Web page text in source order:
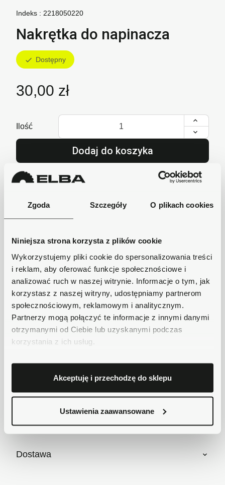
Zgoda Szczegóły O plikach cookies
Niniejsza strona korzysta z plików cookie
Wykorzystujemy pliki cookie do spersonalizowania treści
i reklam, aby oferować funkcje społecznościowe i
analizować ruch w naszej witrynie. Informacje o tym, jak
korzystasz z naszej witryny, udostępniamy partnerom
społecznościowym, reklamowym i analitycznym.
Partnerzy mogą połączyć te informacje z innymi danymi
otrzymanymi od Ciebie lub uzyskanymi podczas
korzystania z ich usług.
Akceptuję i przechodzę do sklepu
Ustawienia zaawansowane
Indeks : 2218050220
Nakrętka do napinacza
check Dostępny
30,00 zł
Ilość
Dodaj do koszyka
lub zadzwoń i zamów +48 62 733 86 11
Szybka wysyłka
Zamówienia wysyłamy w ciągu 1-2 dni, koszt
dostawy już od 18zł.
Bezpieczne płatności
Płatności obsługuje Przelewy24 - największy
operator płatności online w Polsce.
Masz pytania dotyczące produktu?
Zadzwoń do nas 62 733 86 11 lub napisz e-
mail. Chętnie pomożemy!
Szczegóły produktu
Dostawa